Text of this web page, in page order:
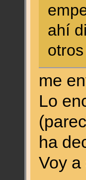
ahí
me
Lo
ha
Voy a